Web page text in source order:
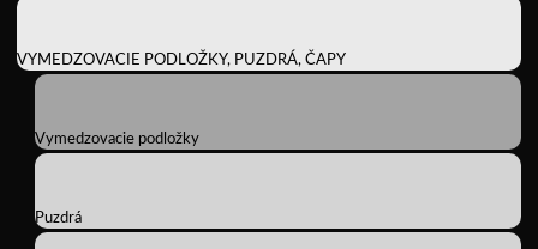
VYMEDZOVACIE PODLOŽKY, PUZDRÁ, ČAPY
Vymedzovacie podložky
Puzdrá